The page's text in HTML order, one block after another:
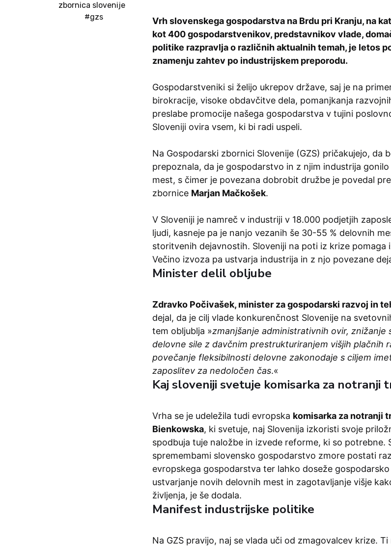
zbornica slovenije
#gzs
Vrh slovenskega gospodarstva na Brdu pri Kranju, na
kot 400 gospodarstvenikov, predstavnikov vlade,
politike razpravlja o različnih aktualnih temah, je letos
znamenju zahtev po industrijskem preporodu.
Gospodarstveniki si želijo ukrepov države, saj je na
birokracije, visoke obdavčitve dela, pomanjkanja
preslabe promocije našega gospodarstva v tujini
Sloveniji ovira vsem, ki bi radi uspeli.
Na Gospodarski zbornici Slovenije (GZS) pričakujejo, da
prepoznala, da je gospodarstvo in z njim industrija
mest, s čimer je povezana dobrobit družbe je povedal
zbornice Marjan Mačkošek.
V Sloveniji je namreč v industriji v 18.000 podjetjih
ljudi, kasneje pa je nanjo vezanih še 30-55 % delovnih
storitvenih dejavnostih. Sloveniji na poti iz krize pomaga
Večino izvoza pa ustvarja industrija in z njo povezane
Minister delil obljube
Zdravko Počivašek, minister za gospodarski razvoj in
dejal, da je cilj vlade konkurenčnost Slovenije na
tem obljublja »zmanjšanje administrativnih ovir, znižanje
delovne sile z davčnim prestrukturiranjem višjih plačnih
povečanje fleksibilnosti delovne zakonodaje s ciljem
zaposlitev za nedoločen čas.«
Kaj sloveniji svetuje komisarka za notranji
Vrha se je udeležila tudi evropska komisarka za notranji
Bienkowska, ki svetuje, naj Slovenija izkoristi svoje
spodbuja tuje naložbe in izvede reforme, ki so potrebne.
spremembami slovensko gospodarstvo zmore postati
evropskega gospodarstva ter lahko doseže
ustvarjanje novih delovnih mest in zagotavljanje višje
življenja, je še dodala.
Manifest industrijske politike
Na GZS pravijo, naj se vlada uči od zmagovalcev krize. Ti